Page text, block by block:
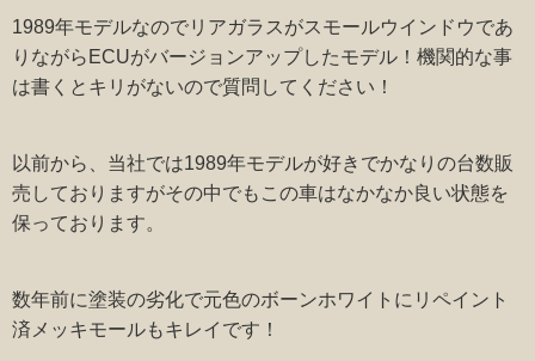
1989年モデルなのでリアガラスがスモールウインドウであ
りながらECUがバージョンアップしたモデル！機関的な事
は書くとキリがないので質問してください！
以前から、当社では1989年モデルが好きでかなりの台数販
売しておりますがその中でもこの車はなかなか良い状態を
保っております。
数年前に塗装の劣化で元色のボーンホワイトにリペイント
済メッキモールもキレイです！